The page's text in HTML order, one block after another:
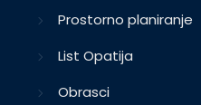
Prostorno planiranje
List Opatija
Obrasci